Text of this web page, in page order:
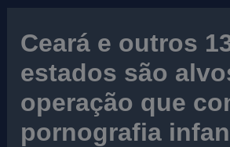
Ceará e outros
estados são
operação que
pornografia